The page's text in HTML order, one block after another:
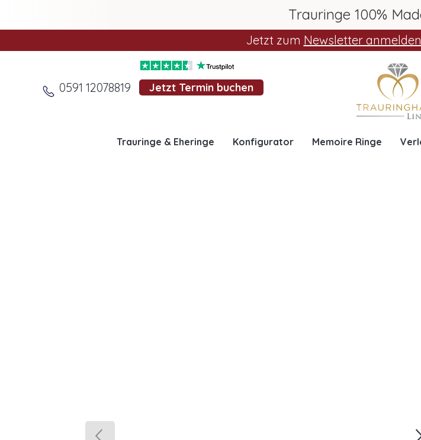
Trauringe 100%
Jetzt zum Newsletter anmelden
0591 12078819 Jetzt Termin buchen
Trauringe & Eheringe Konfigurator Memoire Ringe